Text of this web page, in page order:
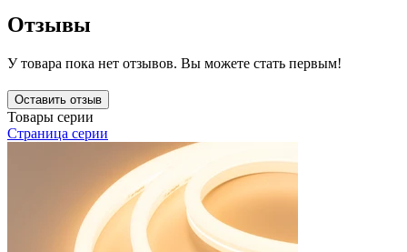
Отзывы
У товара пока нет отзывов. Вы можете стать первым!
Оставить отзыв
Товары серии
Страница серии